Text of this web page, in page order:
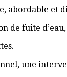
abordable
de fuite
une